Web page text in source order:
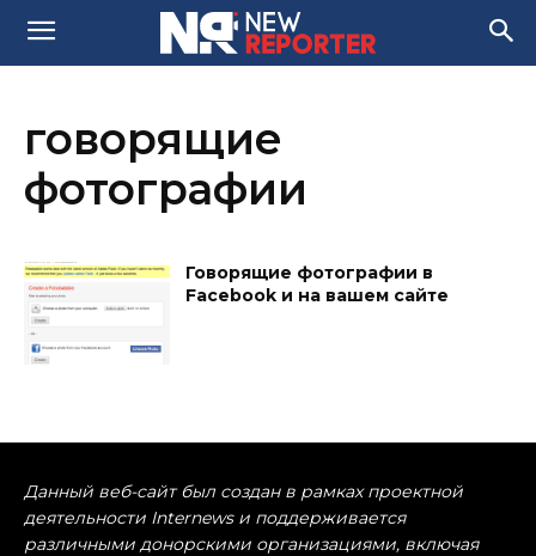
говорящие
фотографии
Говорящие фотографии в
Facebook и на вашем сайте
Данный веб-сайт был создан в рамках проектной
деятельности Internews и поддерживается
различными донорскими организациями, включая